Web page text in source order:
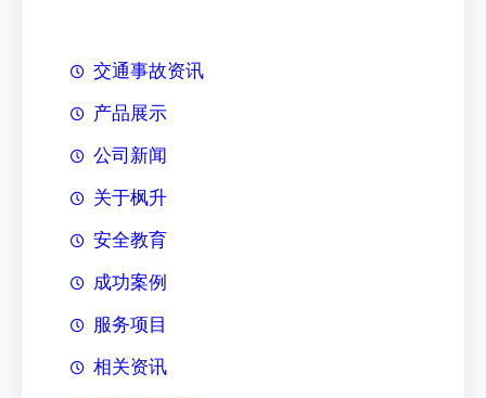
交通事故资讯
产品展示
公司新闻
关于枫升
安全教育
成功案例
服务项目
相关资讯